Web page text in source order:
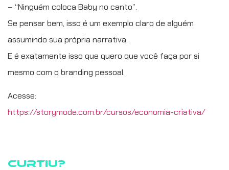
– “Ninguém coloca Baby no canto”.
Se pensar bem, isso é um exemplo claro de alguém
assumindo sua própria narrativa.
E é exatamente isso que quero que você faça por si
mesmo com o branding pessoal.
Acesse:
https://storymode.com.br/cursos/economia-criativa/
Curtiu?